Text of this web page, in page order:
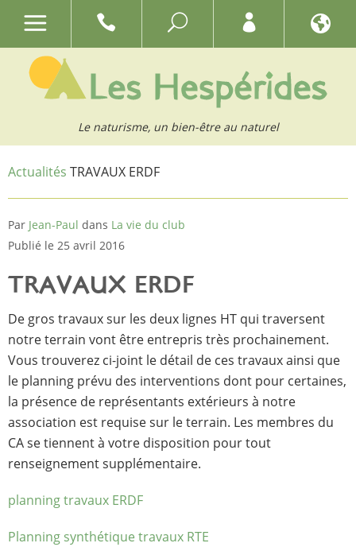
Le naturisme, un bien-être au naturel
Actualités TRAVAUX ERDF
Par Jean-Paul dans La vie du club
Publié le 25 avril 2016
TRAVAUX ERDF
De gros travaux sur les deux lignes HT qui traversent
notre terrain vont être entrepris très prochainement.
Vous trouverez ci-joint le détail de ces travaux ainsi que
le planning prévu des interventions dont pour certaines,
la présence de représentants extérieurs à notre
association est requise sur le terrain. Les membres du
CA se tiennent à votre disposition pour tout
renseignement supplémentaire.
planning travaux ERDF
Planning synthétique travaux RTE